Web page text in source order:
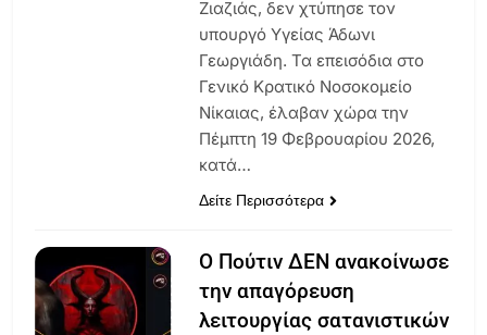
Ζιαζιάς, δεν χτύπησε τον
υπουργό Υγείας Άδωνι
Γεωργιάδη. Τα επεισόδια στο
Γενικό Κρατικό Νοσοκομείο
Νίκαιας, έλαβαν χώρα την
Πέμπτη 19 Φεβρουαρίου 2026,
κατά…
Δείτε Περισσότερα
Ο Πούτιν ΔΕΝ ανακοίνωσε
την απαγόρευση
λειτουργίας σατανιστικών